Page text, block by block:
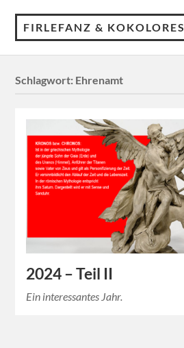
FIRLEFANZ & KOKOLORES
Schlagwort: Ehrenamt
2024 – Teil II
Ein interessantes Jahr.